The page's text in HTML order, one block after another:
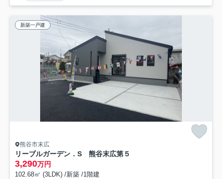
新築一戸建
熊谷市末広
リーブルガーデン．S 熊谷末広第５
3,290万円
102.68㎡ (3LDK) /新築 /1階建